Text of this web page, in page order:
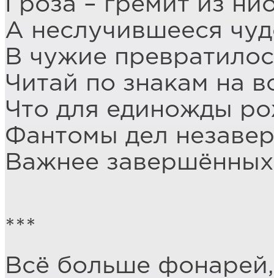
Гроза – гремит из
А неслучившееся
В чужие
Читай по знакам на
Что для единожды
Фантомы дел
Важнее
***
Всё больше